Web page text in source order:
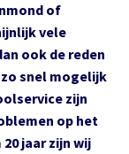
of
vele
ook de reden
snel mogelijk
zijn
op het
jaar zijn wij